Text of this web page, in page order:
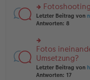
tr
a
g
e
n
er
tr
a
g
n
g
el
e
n
er
B
ei
rs
te
u
n
g
el
es
e
Letzter Beitrag von
Antworten: 8
rs
te
r
u
Fotos
Umsetzung?
Letzter Beitrag von
Antworten: 17